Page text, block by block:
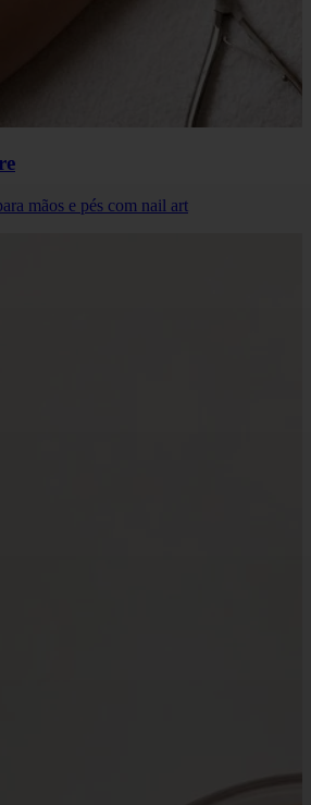
mãos e pés com nail art